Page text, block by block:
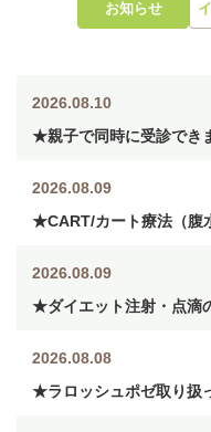
お知らせ
2026.08.10
★親子で同時に受診でき
2026.08.09
★CART/カート療法（腹
2026.08.09
★ダイエット注射・点滴
2026.08.08
★ラロッシュポゼ取り扱